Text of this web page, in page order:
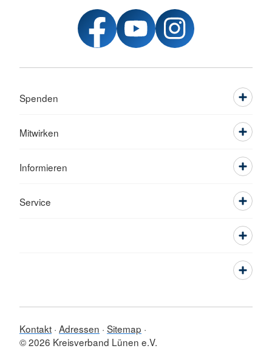
Spenden
Mitwirken
Informieren
Service
Kontakt Adressen Sitemap
© 2026 Kreisverband Lünen e.V.